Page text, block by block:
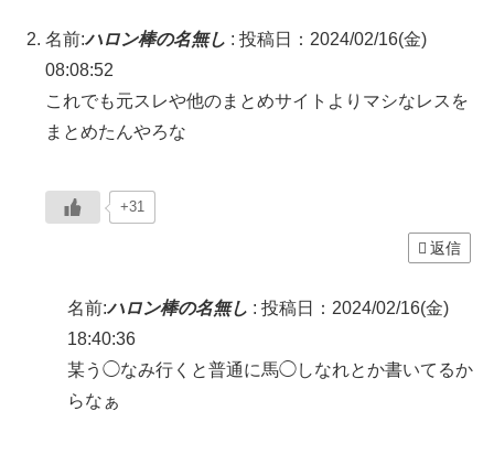
名前:ハロン棒の名無し : 投稿日：2024/02/16(金)
08:08:52
これでも元スレや他のまとめサイトよりマシなレスを
まとめたんやろな
+31
返信
名前:ハロン棒の名無し : 投稿日：2024/02/16(金)
18:40:36
某う◯なみ行くと普通に馬◯しなれとか書いてるか
らなぁ